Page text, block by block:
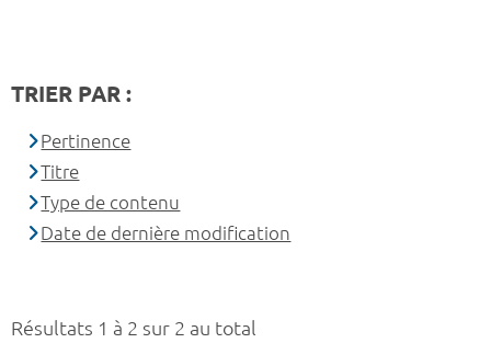
Résultats 1 à 2 sur 2 au total
TRIER PAR :
Pertinence
Titre
Type de contenu
Date de dernière modification